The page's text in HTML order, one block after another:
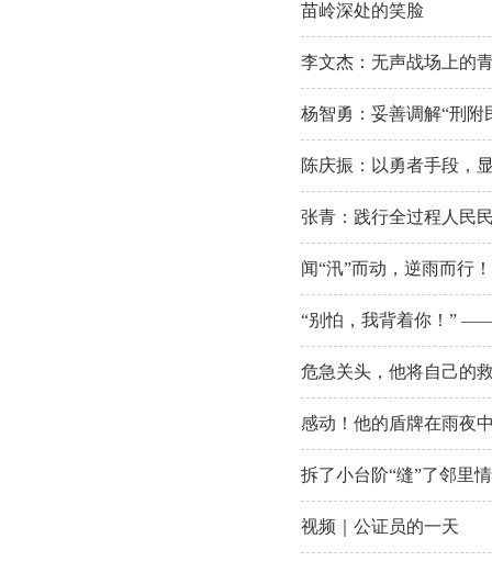
苗岭深处的笑脸
李文杰：无声战场上的
杨智勇：妥善调解“刑附
陈庆振：以勇者手段，
张青：践行全过程人民
闻“汛”而动，逆雨而行
“别怕，我背着你！”
危急关头，他将自己的
感动！他的盾牌在雨夜
拆了小台阶“缝”了邻里情
视频｜公证员的一天